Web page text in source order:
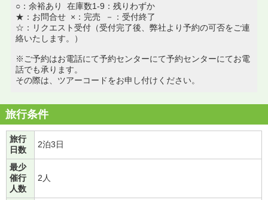
○：余裕あり 在庫数1-9：残りわずか
★：お問合せ ×：完売 －：受付終了
☆：リクエスト受付（受付完了後、弊社より予約の可否をご連
絡いたします。）
※ご予約はお電話にて予約センターにて予約センターにてお電
話でも承ります。
その際は、ツアーコードをお申し付けください。
旅行条件
旅行
日数
2泊3日
最少
催行
人数
2人